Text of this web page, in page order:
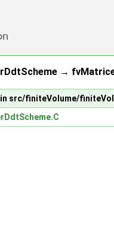
→
in src/finiteVolume/